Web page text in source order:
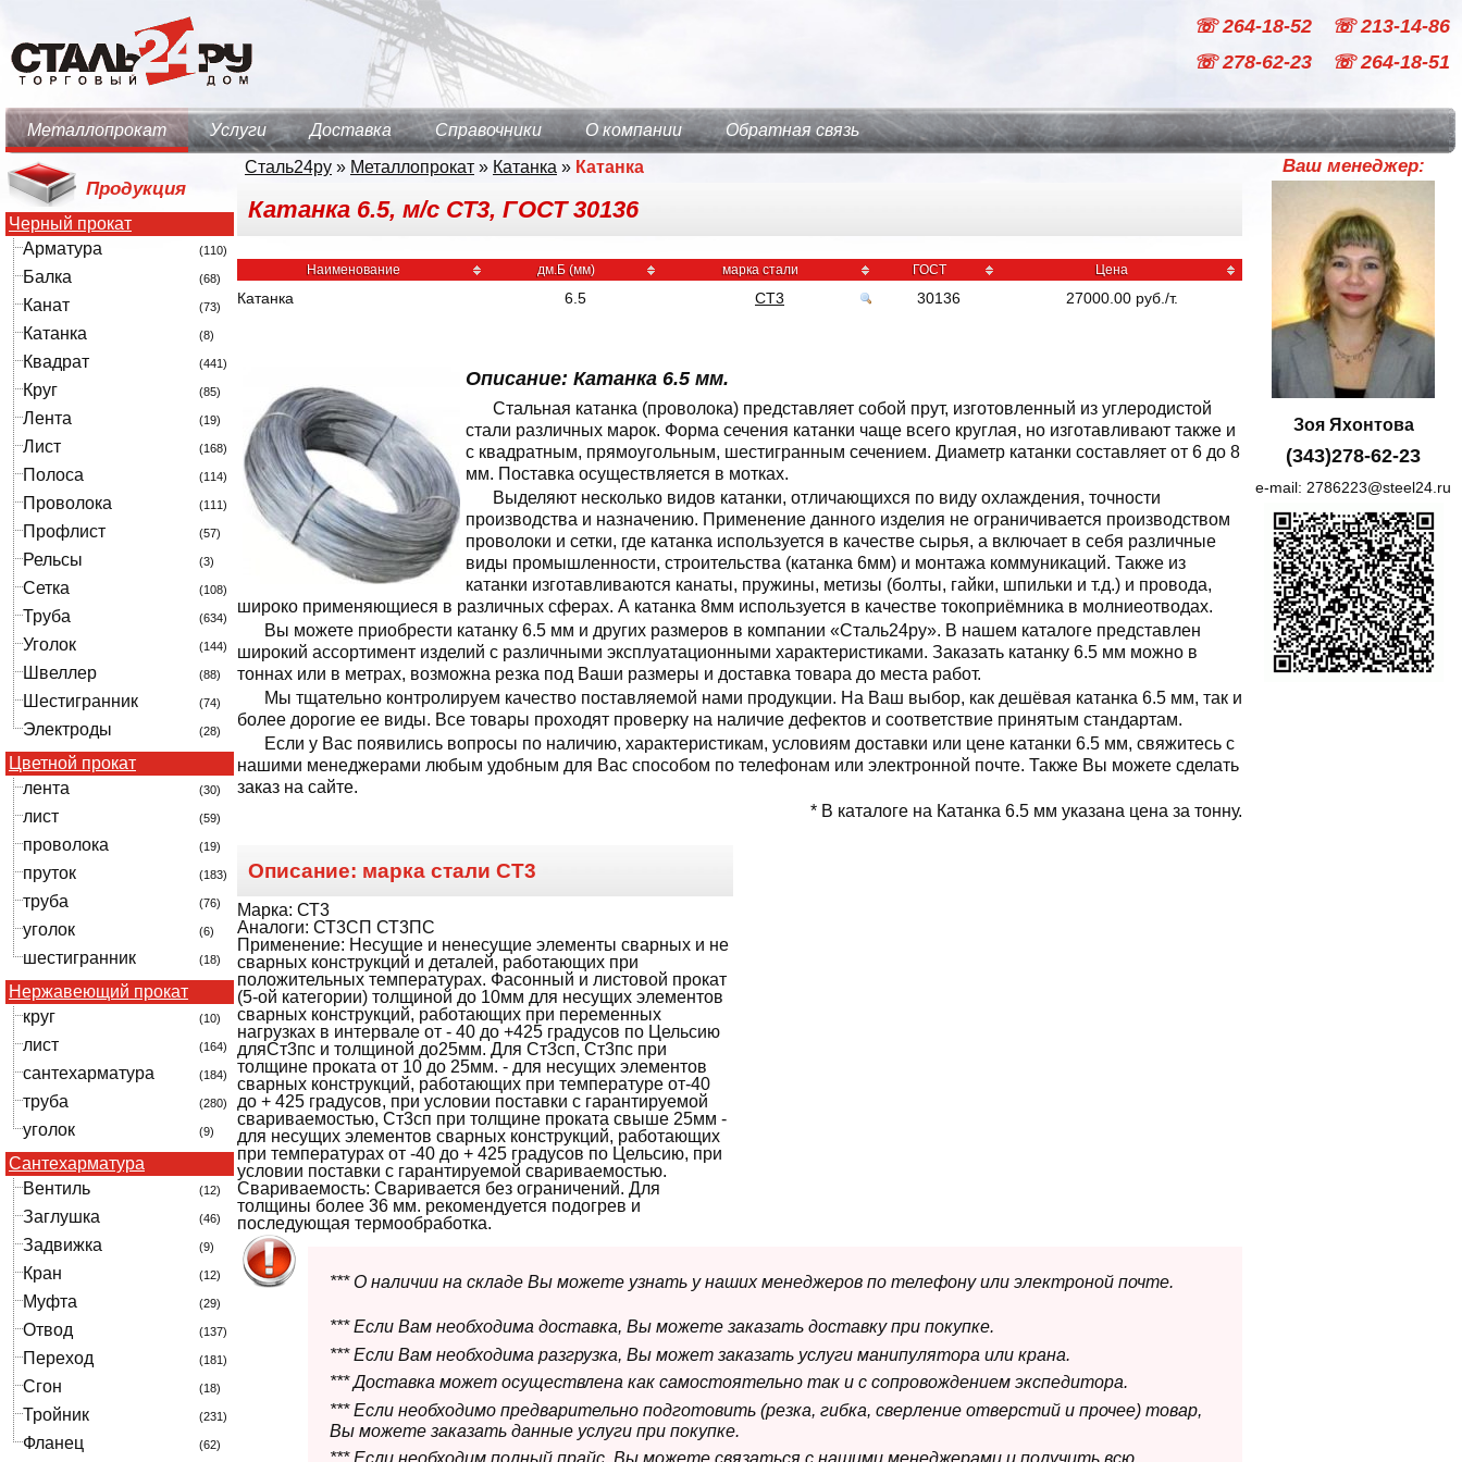
☏ 264-18-52
☏ 213-14-86
☏ 278-62-23
☏ 264-18-51
Металлопрокат Услуги Доставка Справочники О компании Обратная связь
Продукция
Черный прокат
Арматура
(110)
Балка (68)
Канат (73)
Катанка (8)
Квадрат (441)
Круг (85)
Лента (19)
Лист (168)
Полоса (114)
Проволока (111)
Профлист (57)
Рельсы (3)
Сетка (108)
Труба (634)
Уголок (144)
Швеллер (88)
Шестигранник (74)
Электроды (28)
Цветной прокат
лента
(30)
лист (59)
проволока (19)
пруток (183)
труба (76)
уголок (6)
шестигранник (18)
Нержавеющий прокат
круг
(10)
лист (164)
сантехарматура (184)
труба (280)
уголок (9)
Сантехарматура
Вентиль
(12)
Заглушка (46)
Задвижка (9)
Кран (12)
Муфта (29)
Отвод (137)
Переход (181)
Сгон (18)
Тройник (231)
Фланец (62)
Сталь24ру » Металлопрокат » Катанка » Катанка
Катанка 6.5, м/с СТ3, ГОСТ 30136
Наименование дм.Б (мм) марка стали ГОСТ Цена
Катанка 6.5 СТ3 30136 27000.00 руб./т.
Описание: Катанка 6.5 мм.
Стальная катанка (проволока) представляет собой прут, изготовленный из углеродистой
стали различных марок. Форма сечения катанки чаще всего круглая, но изготавливают также и
с квадратным, прямоугольным, шестигранным сечением. Диаметр катанки составляет от 6 до 8
мм. Поставка осуществляется в мотках.
Выделяют несколько видов катанки, отличающихся по виду охлаждения, точности
производства и назначению. Применение данного изделия не ограничивается производством
проволоки и сетки, где катанка используется в качестве сырья, а включает в себя различные
виды промышленности, строительства (катанка 6мм) и монтажа коммуникаций. Также из
катанки изготавливаются канаты, пружины, метизы (болты, гайки, шпильки и т.д.) и провода,
широко применяющиеся в различных сферах. А катанка 8мм используется в качестве токоприёмника в молниеотводах.
Вы можете приобрести катанку 6.5 мм и других размеров в компании «Сталь24ру». В нашем каталоге представлен
широкий ассортимент изделий с различными эксплуатационными характеристиками. Заказать катанку 6.5 мм можно в
тоннах или в метрах, возможна резка под Ваши размеры и доставка товара до места работ.
Мы тщательно контролируем качество поставляемой нами продукции. На Ваш выбор, как дешёвая катанка 6.5 мм, так и
более дорогие ее виды. Все товары проходят проверку на наличие дефектов и соответствие принятым стандартам.
Если у Вас появились вопросы по наличию, характеристикам, условиям доставки или цене катанки 6.5 мм, свяжитесь с
нашими менеджерами любым удобным для Вас способом по телефонам или электронной почте. Также Вы можете сделать
заказ на сайте.
* В каталоге на Катанка 6.5 мм указана цена за тонну.
Описание: марка стали СТ3
Марка: СТ3
Аналоги: СТ3СП СТ3ПС
Применение: Несущие и ненесущие элементы сварных и не
сварных конструкций и деталей, работающих при
положительных температурах. Фасонный и листовой прокат
(5-ой категории) толщиной до 10мм для несущих элементов
сварных конструкций, работающих при переменных
нагрузках в интервале от - 40 до +425 градусов по Цельсию
дляСт3пс и толщиной до25мм. Для Ст3сп, Ст3пс при
толщине проката от 10 до 25мм. - для несущих элементов
сварных конструкций, работающих при температуре от-40
до + 425 градусов, при условии поставки с гарантируемой
свариваемостью, Ст3сп при толщине проката свыше 25мм -
для несущих элементов сварных конструкций, работающих
при температурах от -40 до + 425 градусов по Цельсию, при
условии поставки с гарантируемой свариваемостью.
Свариваемость: Сваривается без ограничений. Для
толщины более 36 мм. рекомендуется подогрев и
последующая термообработка.
*** О наличии на складе Вы можете узнать у наших менеджеров по телефону или электроной почте.
*** Если Вам необходима доставка, Вы можете заказать доставку при покупке.
*** Если Вам необходима разгрузка, Вы может заказать услуги манипулятора или крана.
*** Доставка может осуществлена как самостоятельно так и с сопровождением экспедитора.
*** Если необходимо предварительно подготовить (резка, гибка, сверление отверстий и прочее) товар,
Вы можете заказать данные услуги при покупке.
*** Если необходим полный прайс. Вы можете связаться с нашими менеджерами и получить всю
Ваш менеджер:
Зоя Яхонтова
(343)278-62-23
e-mail: 2786223@steel24.ru